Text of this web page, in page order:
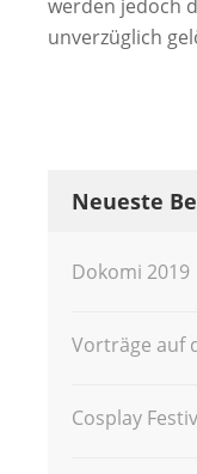
werden jedoch
unverzüglich
Neueste
Dokomi 2019
Vorträge auf
Cosplay